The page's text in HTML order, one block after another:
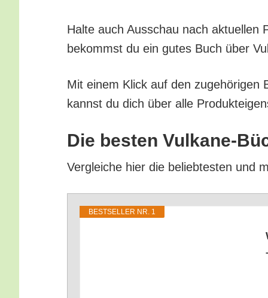
Hal­te auch Aus­schau nach aktu­el­len
bekommst du ein gutes Buch über
Mit einem Klick auf den zuge­hö­ri­gen
kannst du dich über alle
Die bes­ten Vul­ka­ne-
Ver­glei­che hier die belieb­tes­ten und
BEST­SEL­LER NR. 1